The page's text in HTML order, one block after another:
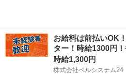
お給料は前払いOK
ター！時給1300円！
時給1,300円
株式会社ベルシステム24